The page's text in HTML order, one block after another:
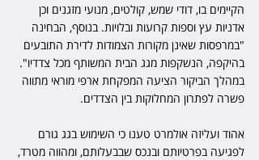
הקיימים בו, דודי שמש, קולטים, מנועי מזגנים וכן
אדניות עץ וספות קרועות ובלויות. בנוסף, הבחינה
"במרפסות שאינן מקורות הצמודות לדירת התובעים
בהיקפה, הנשקפות מגג הבית המשותף מכל צדדיו".
במהלך הביקור הציעה המפקחת ארפי מוראי מתווה
פשרה לפתרון המחלוקות בין הצדדים.
אהוד ועליזה אולמרט טענו כי השימוש בגג גורם
לפגיעה בפרטיותם ובנכס שבבעלותם, ומהווה מטרד,